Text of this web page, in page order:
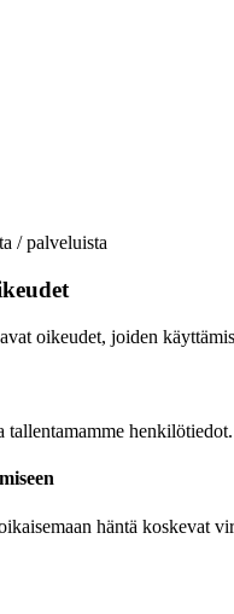
/ palveluista
oikeudet, joiden
tallentamamme henkilötiedot.
häntä koskevat